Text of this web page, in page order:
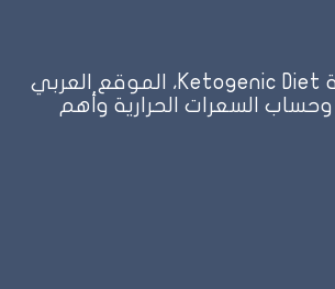
كيتو دايت | نظام الحمية الكيتونية Ketogenic Diet، الموقع العربي
وحساب السعرات الحرارية وأهم